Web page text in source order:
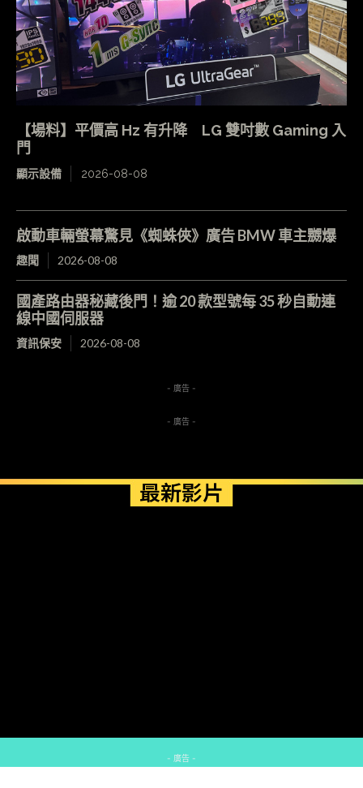
【場料】平價高 Hz 有升降 LG 雙吋數 Gaming 入
門
顯示設備 2026-08-08
啟動車輛螢幕驚見《蜘蛛俠》廣告 BMW 車主嬲爆
趣聞 2026-08-08
國產路由器秘藏後門！逾 20 款型號每 35 秒自動連
線中國伺服器
資訊保安 2026-08-08
- 廣告 -
- 廣告 -
最新影片
- 廣告 -